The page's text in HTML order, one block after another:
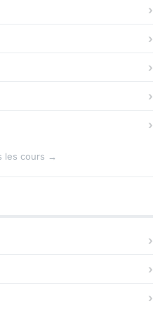
les cours →